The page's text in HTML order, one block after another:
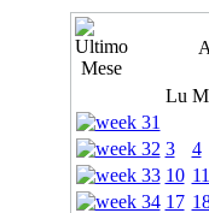
Lu
3
4
10 11
17